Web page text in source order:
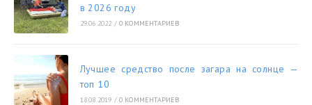
в 2026 году
29.06.2022 / 0 КОММЕНТАРИЕВ
Лучшее средство после загара на солнце —
топ 10
18.08.2019 / 0 КОММЕНТАРИЕВ